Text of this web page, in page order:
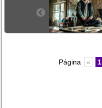
Página « 1